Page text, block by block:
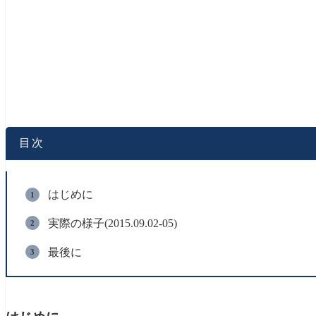
目次
はじめに
実際の様子(2015.09.02-05)
最後に